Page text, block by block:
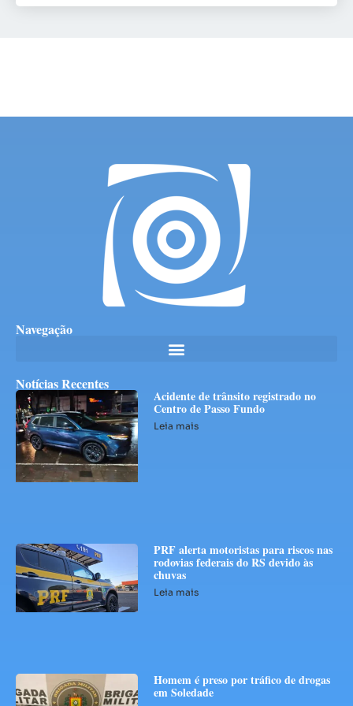
Navegação
Notícias Recentes
Acidente de trânsito registrado no
Centro de Passo Fundo
Leia mais
PRF alerta motoristas para riscos nas
rodovias federais do RS devido às
chuvas
Leia mais
Homem é preso por tráfico de drogas
em Soledade